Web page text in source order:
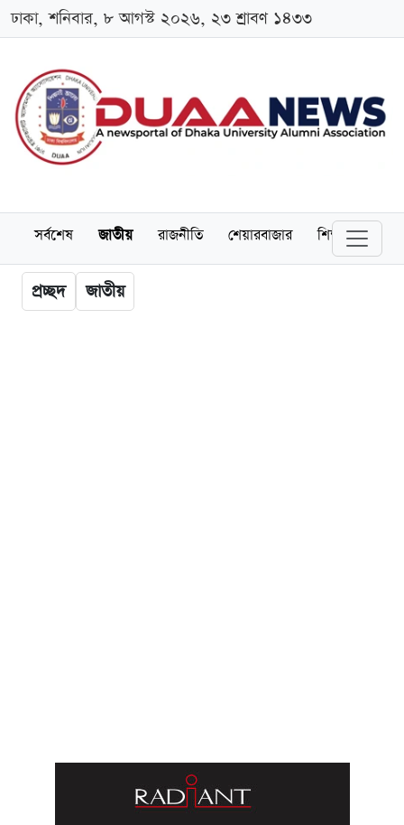
ঢাকা, শনিবার, ৮ আগস্ট ২০২৬, ২৩ শ্রাবণ ১৪৩৩
সর্বশেষ জাতীয় রাজনীতি শেয়ারবাজার শিক্ষা
প্রচ্ছদ জাতীয়